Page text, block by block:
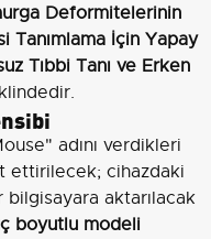
Deformitelerinin
Tanımlama İçin Yapay
Tıbbi Tanı ve Erken
adını verdikleri
ettirilecek; cihazdaki
aktarılacak
boyutlu modeli